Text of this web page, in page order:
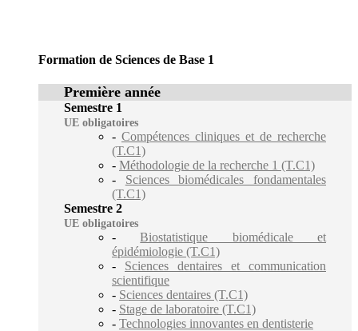
Formation de Sciences de Base 1
Première année
Semestre 1
UE obligatoires
- Compétences cliniques et de recherche
(T.C1)
- Méthodologie de la recherche 1 (T.C1)
- Sciences biomédicales fondamentales
(T.C1)
Semestre 2
UE obligatoires
-Biostatistique biomédicale et
épidémiologie (T.C1)
- Sciences dentaires et communication
scientifique
- Sciences dentaires (T.C1)
- Stage de laboratoire (T.C1)
- Technologies innovantes en dentisterie